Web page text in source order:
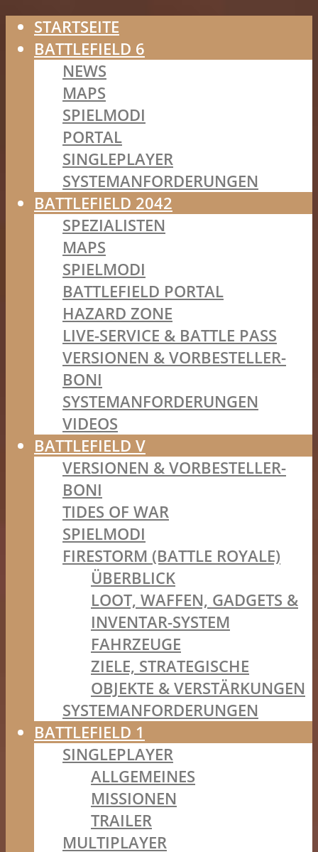
STARTSEITE
BATTLEFIELD 6
NEWS
MAPS
SPIELMODI
PORTAL
SINGLEPLAYER
SYSTEMANFORDERUNGEN
BATTLEFIELD 2042
SPEZIALISTEN
MAPS
SPIELMODI
BATTLEFIELD PORTAL
HAZARD ZONE
LIVE-SERVICE & BATTLE PASS
VERSIONEN & VORBESTELLER-
BONI
SYSTEMANFORDERUNGEN
VIDEOS
BATTLEFIELD V
VERSIONEN & VORBESTELLER-
BONI
TIDES OF WAR
SPIELMODI
FIRESTORM (BATTLE ROYALE)
ÜBERBLICK
LOOT, WAFFEN, GADGETS &
INVENTAR-SYSTEM
FAHRZEUGE
ZIELE, STRATEGISCHE
OBJEKTE & VERSTÄRKUNGEN
SYSTEMANFORDERUNGEN
BATTLEFIELD 1
SINGLEPLAYER
ALLGEMEINES
MISSIONEN
TRAILER
MULTIPLAYER